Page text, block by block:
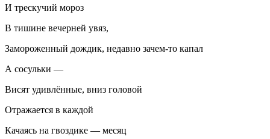
И трескучий мороз
В тишине вечерней увяз,
Замороженный дождик, недавно зачем-то капал
А сосульки —
Висят удивлённые, вниз головой
Отражается в каждой
Качаясь на гвоздике — месяц